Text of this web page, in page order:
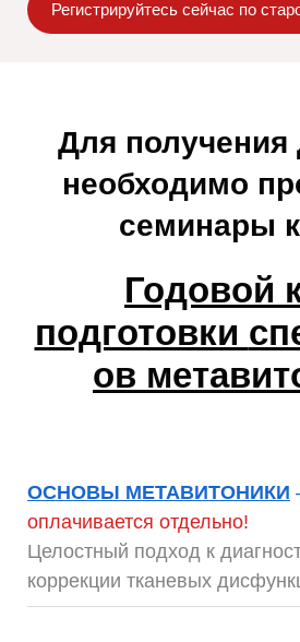
Регистрируйтесь сейчас по
Для
необходимо
семинары
Годовой
подготовки
ов
ОСНОВЫ МЕТАВИТОНИКИ
оплачивается отдельно!
Целостный подход к
коррекции тканевых
4 дневный семинар